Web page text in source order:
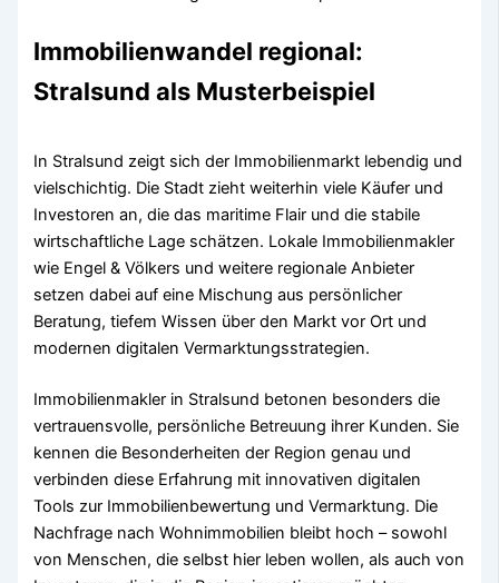
Immobilienwandel regional:
Stralsund als Musterbeispiel
In Stralsund zeigt sich der Immobilienmarkt lebendig und
vielschichtig. Die Stadt zieht weiterhin viele Käufer und
Investoren an, die das maritime Flair und die stabile
wirtschaftliche Lage schätzen. Lokale Immobilienmakler
wie Engel & Völkers und weitere regionale Anbieter
setzen dabei auf eine Mischung aus persönlicher
Beratung, tiefem Wissen über den Markt vor Ort und
modernen digitalen Vermarktungsstrategien.
Immobilienmakler in Stralsund betonen besonders die
vertrauensvolle, persönliche Betreuung ihrer Kunden. Sie
kennen die Besonderheiten der Region genau und
verbinden diese Erfahrung mit innovativen digitalen
Tools zur Immobilienbewertung und Vermarktung. Die
Nachfrage nach Wohnimmobilien bleibt hoch – sowohl
von Menschen, die selbst hier leben wollen, als auch von